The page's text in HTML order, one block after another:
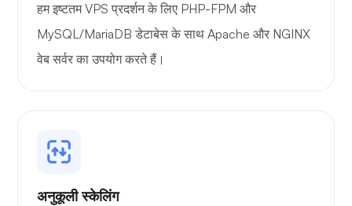
हम इष्टतम VPS प्रदर्शन के लिए PHP-FPM और
MySQL/MariaDB डेटाबेस के साथ Apache और NGINX
वेब सर्वर का उपयोग करते हैं।
अनुकूली स्केलिंग